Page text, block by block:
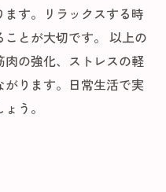
す。リラックスする時
とが大切です。 以上の
の強化、ストレスの軽
ります。日常生活で実
う。